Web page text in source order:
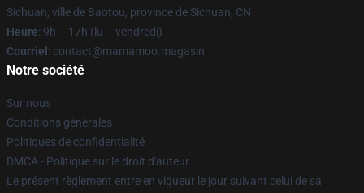
Sichuan, ville de Baotou, province de Sichuan, CN
Heure: 9h – 17h (lu – vendredi)
Courriel : contact@mamamoo.magasin
Notre société
Sur nous
Conditions générales
Politiques de confidentialité
DMCA - Politique sur le droit d'auteur
Le présent règlement entre en vigueur le jour suivant celui de sa